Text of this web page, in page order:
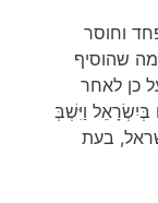
וחוסר
שהוסיף
כן לאחר
וַיִּשְׁבְּ
בעת